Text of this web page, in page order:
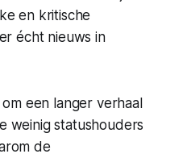
en kritische
écht nieuws in
een langer verhaal
weinig statushouders
de